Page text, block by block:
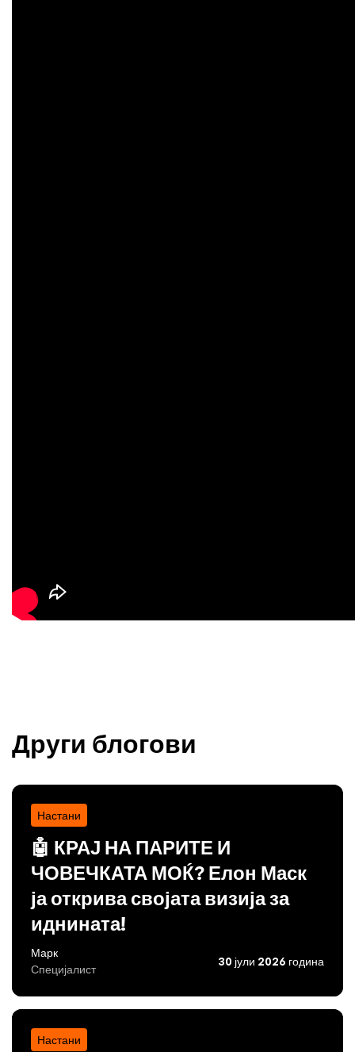
Други блогови
Настани
🤖 КРАЈ НА ПАРИТЕ И
ЧОВЕЧКАТА МОЌ? Елон Маск
ја открива својата визија за
иднината!
Марк
Специјалист
30 јули 2026 година
Настани